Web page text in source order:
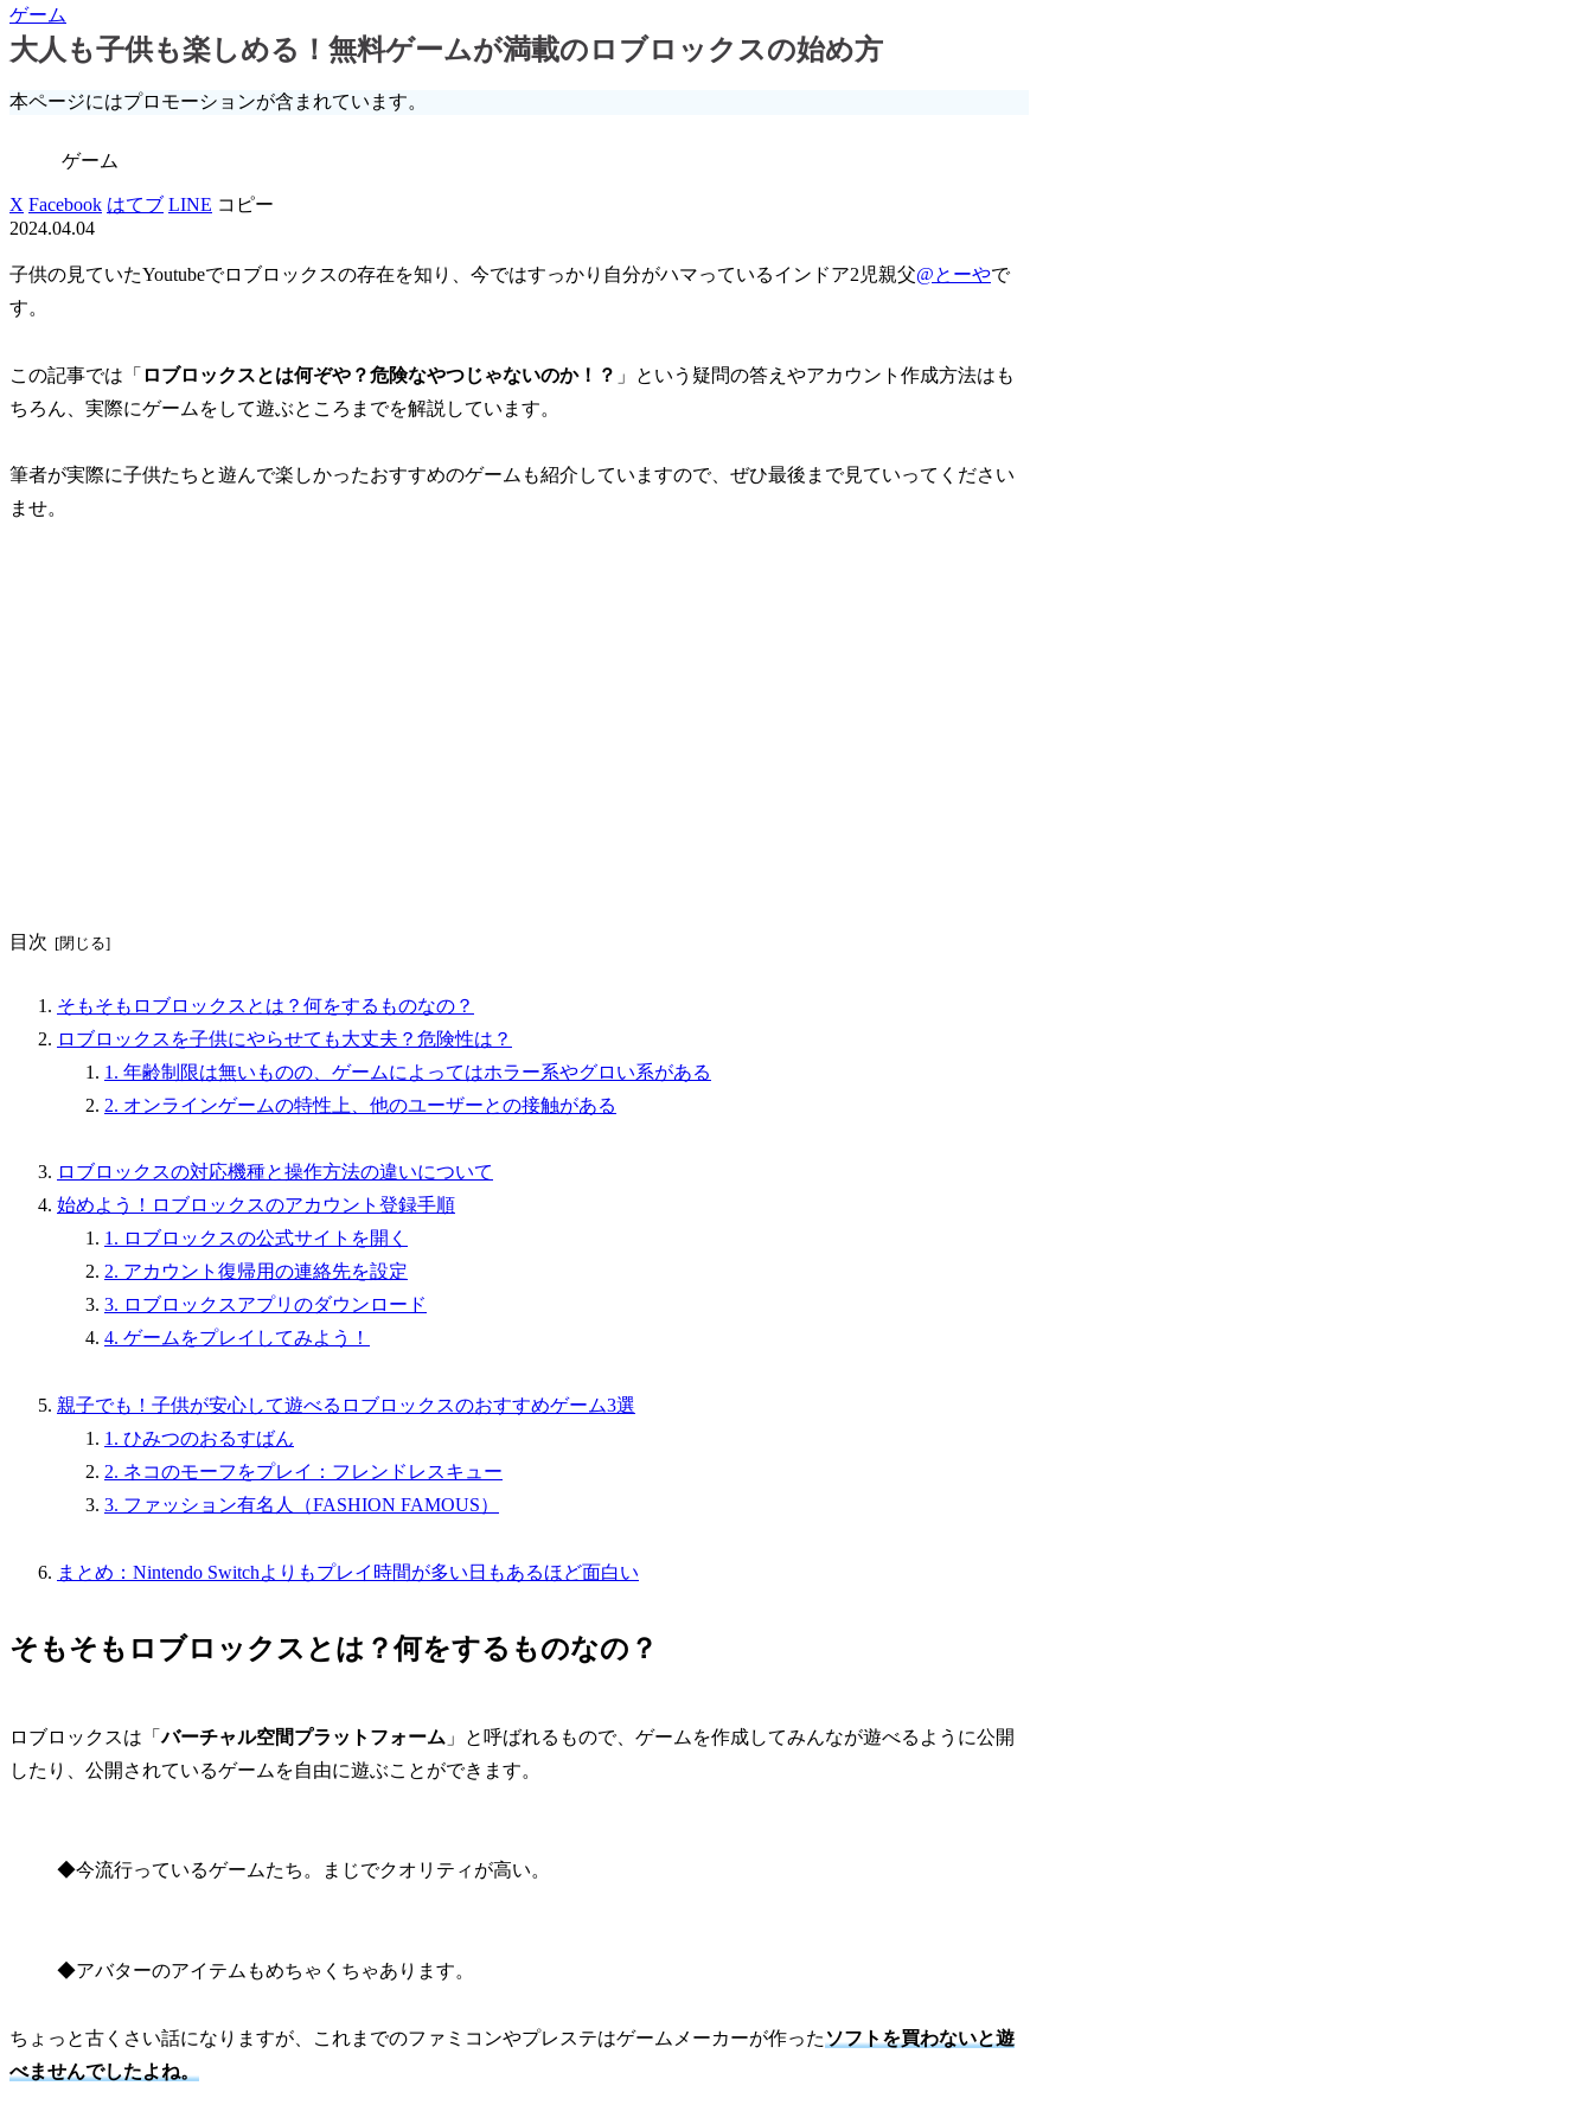
ゲーム
大人も子供も楽しめる！無料ゲームが満載のロブロックスの始め方
本ページにはプロモーションが含まれています。
ゲーム
X Facebook はてブ LINE コピー
2024.04.04
子供の見ていたYoutubeでロブロックスの存在を知り、今ではすっかり自分がハマっているインドア2児親父@とーやで
す。
この記事では「 ロブロックスとは何ぞや？危険なやつじゃないのか！？ 」という疑問の答えやアカウント作成方法はも
ちろん、実際にゲームをして遊ぶところまでを解説しています。
筆者が実際に子供たちと遊んで楽しかったおすすめのゲームも紹介していますので、ぜひ最後まで見ていってください
ませ。
目次
そもそもロブロックスとは？何をするものなの？
ロブロックスを子供にやらせても大丈夫？危険性は？
1. 年齢制限は無いものの、ゲームによってはホラー系やグロい系がある
2. オンラインゲームの特性上、他のユーザーとの接触がある
ロブロックスの対応機種と操作方法の違いについて
始めよう！ロブロックスのアカウント登録手順
1. ロブロックスの公式サイトを開く
2. アカウント復帰用の連絡先を設定
3. ロブロックスアプリのダウンロード
4. ゲームをプレイしてみよう！
親子でも！子供が安心して遊べるロブロックスのおすすめゲーム3選
1. ひみつのおるすばん
2. ネコのモーフをプレイ：フレンドレスキュー
3. ファッション有名人（FASHION FAMOUS）
まとめ：Nintendo Switchよりもプレイ時間が多い日もあるほど面白い
そもそもロブロックスとは？何をするものなの？
ロブロックスは「バーチャル空間プラットフォーム 」と呼ばれるもので、ゲームを作成してみんなが遊べるように公開
したり、公開されているゲームを自由に遊ぶことができます。
◆今流行っているゲームたち。まじでクオリティが高い。
◆アバターのアイテムもめちゃくちゃあります。
ちょっと古くさい話になりますが、これまでのファミコンやプレステはゲームメーカーが作った ソフトを買わないと遊
べませんでしたよね。